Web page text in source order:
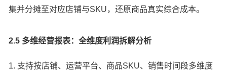
集并分摊至对应店铺与SKU，还原商品真实综合成本。
2.5 多维经营报表：全维度利润拆解分析
1. 支持按店铺、运营平台、商品SKU、销售时间段多维度